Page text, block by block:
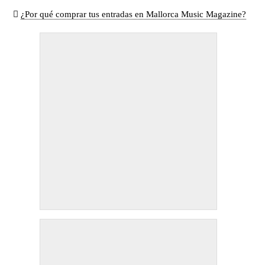
¿Por qué comprar tus entradas en Mallorca Music Magazine?